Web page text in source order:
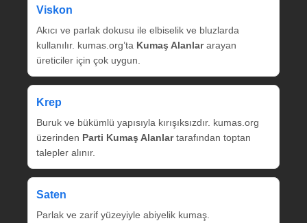
Viskon
Akıcı ve parlak dokusu ile elbiselik ve bluzlarda
kullanılır. kumas.org’ta Kumaş Alanlararayan
üreticiler için çok uygun.
Krep
Buruk ve bükümlü yapısıyla kırışıksızdır. kumas.org
üzerinden Parti Kumaş Alanlartarafından toptan
talepler alınır.
Saten
Parlak ve zarif yüzeyiyle abiyelik kumaş.